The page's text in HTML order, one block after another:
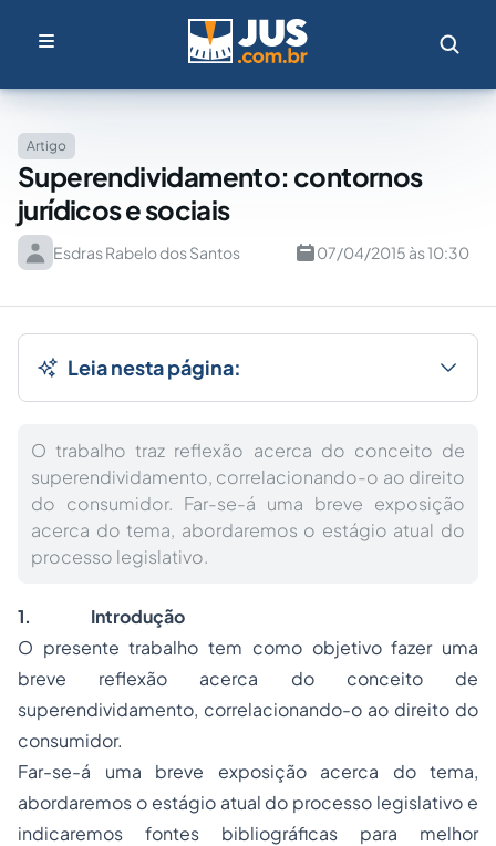
Artigo
Superendividamento: contornos
jurídicos e sociais
Esdras Rabelo dos Santos 07/04/2015 às 10:30
Leia nesta página:
O trabalho traz reflexão acerca do conceito de
superendividamento, correlacionando-o ao direito
do consumidor. Far-se-á uma breve exposição
acerca do tema, abordaremos o estágio atual do
processo legislativo.
1. Introdução
O presente trabalho tem como objetivo fazer uma
breve reflexão acerca do conceito de
superendividamento, correlacionando-o ao direito do
consumidor.
Far-se-á uma breve exposição acerca do tema,
abordaremos o estágio atual do processo legislativo e
indicaremos fontes bibliográficas para melhor